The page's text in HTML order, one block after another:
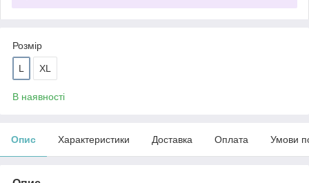
Розмір
L XL
В наявності
Опис Характеристики Доставка Оплата Умови